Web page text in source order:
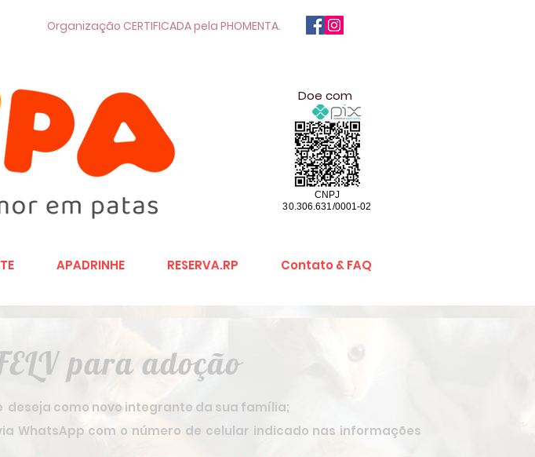
Organização CERTIFICADA pela PHOMENTA.
Doe com
CNPJ
30.306.631/0001-02
APADRINHE RESERVA.RP Contato & FAQ
para adoção
deseja como novo integrante da sua família;
WhatsApp com o número de celular indicado nas informações